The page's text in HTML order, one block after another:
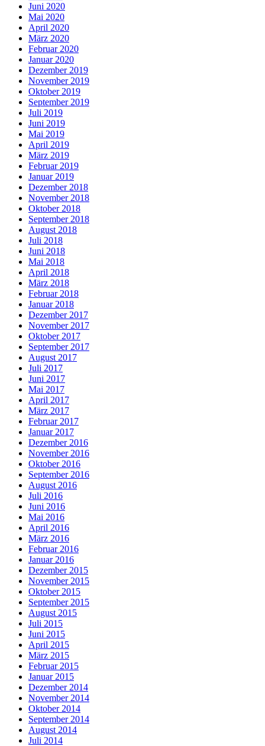
Juni 2020
Mai 2020
April 2020
März 2020
Februar 2020
Januar 2020
Dezember 2019
November 2019
Oktober 2019
September 2019
Juli 2019
Juni 2019
Mai 2019
April 2019
März 2019
Februar 2019
Januar 2019
Dezember 2018
November 2018
Oktober 2018
September 2018
August 2018
Juli 2018
Juni 2018
Mai 2018
April 2018
März 2018
Februar 2018
Januar 2018
Dezember 2017
November 2017
Oktober 2017
September 2017
August 2017
Juli 2017
Juni 2017
Mai 2017
April 2017
März 2017
Februar 2017
Januar 2017
Dezember 2016
November 2016
Oktober 2016
September 2016
August 2016
Juli 2016
Juni 2016
Mai 2016
April 2016
März 2016
Februar 2016
Januar 2016
Dezember 2015
November 2015
Oktober 2015
September 2015
August 2015
Juli 2015
Juni 2015
April 2015
März 2015
Februar 2015
Januar 2015
Dezember 2014
November 2014
Oktober 2014
September 2014
August 2014
Juli 2014